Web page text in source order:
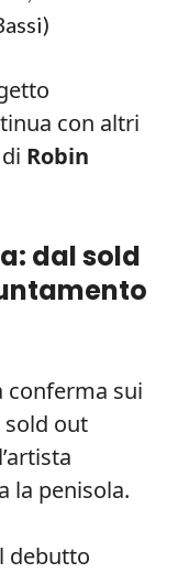
con altri
Robin
dal sold
conferma sui
sold out
la penisola.
debutto